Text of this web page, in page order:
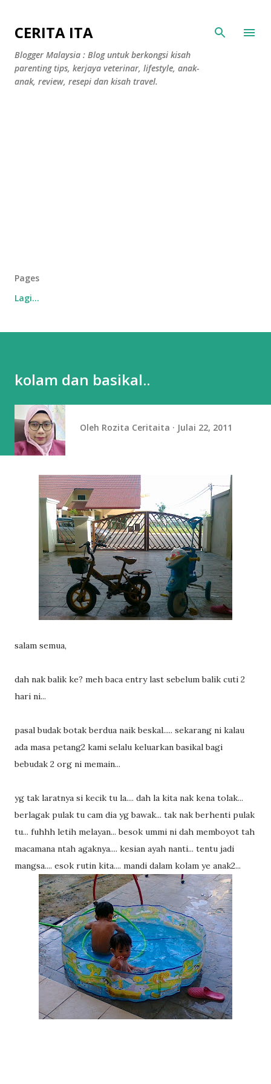
CERITA ITA
Blogger Malaysia : Blog untuk berkongsi kisah
parenting tips, kerjaya veterinar, lifestyle, anak-
anak, review, resepi dan kisah travel.
Pages
Lagi…
kolam dan basikal..
Oleh Rozita Ceritaita Julai 22, 2011
salam semua,
dah nak balik ke? meh baca entry last sebelum balik cuti 2
hari ni...
pasal budak botak berdua naik beskal..... sekarang ni kalau
ada masa petang2 kami selalu keluarkan basikal bagi
bebudak 2 org ni memain...
yg tak laratnya si kecik tu la.... dah la kita nak kena tolak...
berlagak pulak tu cam dia yg bawak... tak nak berhenti pulak
tu... fuhhh letih melayan... besok ummi ni dah memboyot tah
macamana ntah agaknya.... kesian ayah nanti... tentu jadi
mangsa.... esok rutin kita.... mandi dalam kolam ye anak2...